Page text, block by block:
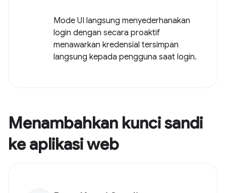
Mode UI langsung menyederhanakan
login dengan secara proaktif
menawarkan kredensial tersimpan
langsung kepada pengguna saat login.
Menambahkan kunci sandi
ke aplikasi web